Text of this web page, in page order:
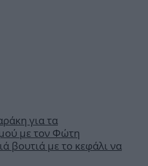
για τα
με τον Φώτη
βουτιά με το κεφάλι να